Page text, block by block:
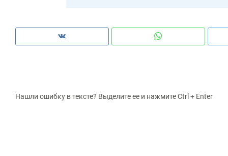
Нашли ошибку в тексте? Выделите ее и нажмите Ctrl + Enter